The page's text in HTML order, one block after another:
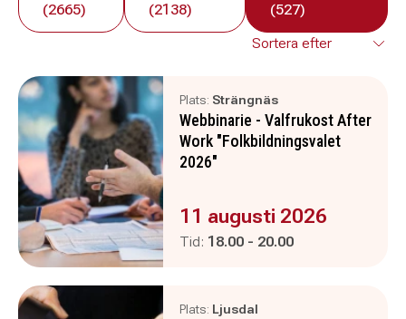
(2665)
(2138)
(527)
Plats: Strängnäs
Webbinarie - Valfrukost After
Work "Folkbildningsvalet
2026"
Evenemanget är :
11 augusti 2026
Tid: Pågår mellan
18.00 - och
20.00
Plats: Ljusdal